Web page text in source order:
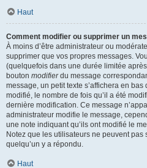
Haut
Comment modifier ou supprimer un
À moins d’être administrateur ou
supprimer que vos propres messages.
(quelquefois dans une durée limitée
bouton modifierdu message
message, un petit texte s’affichera en
modifié, le nombre de fois qu’il a été
dernière modification. Ce message
administrateur modifie le message,
une note indiquant qu’ils ont modifié le
Notez que les utilisateurs ne peuvent
quelqu’un y a répondu.
Haut